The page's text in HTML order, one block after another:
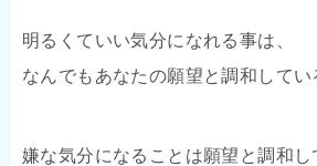
明るくていい気分になれる事は、
なんでもあなたの願望と調和してい
嫌な気分になることは願望と調和し